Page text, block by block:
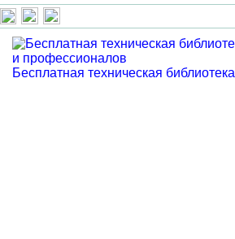
Бесплатная техническая библиотека